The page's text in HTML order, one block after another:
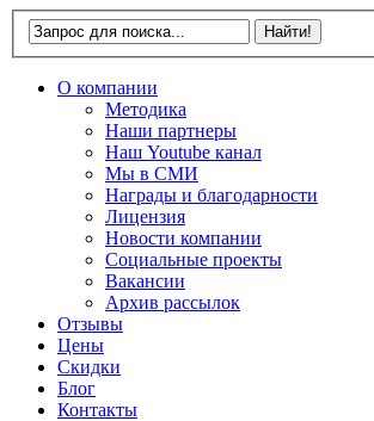
О компании
Методика
Наши партнеры
Наш Youtube канал
Мы в СМИ
Награды и благодарности
Лицензия
Новости компании
Социальные проекты
Вакансии
Архив рассылок
Отзывы
Цены
Скидки
Блог
Контакты